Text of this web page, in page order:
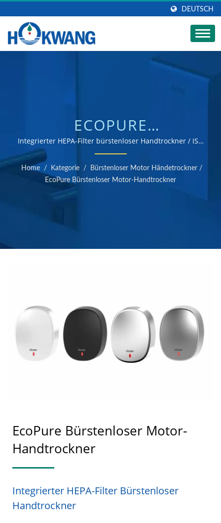
DEUTSCH
ECOPURE
HANDTROCKNER -
PLUG-IN-VERSION |
HERSTELLER VON
SEIFENSPENDERN AUS
EDELSTAHL |
Integrierter HEPA-Filter bürstenloser Handtrockner / ISO
9001 & 14001 zertifizierter Hersteller von
Händetrocknern und Seifenspendern
Home / Kategorie / Bürstenloser Motor Händetrockner /
EcoPure Bürstenloser Motor-Handtrockner
EcoPure Bürstenloser Motor-
Handtrockner
Integrierter HEPA-Filter Bürstenloser
Handtrockner